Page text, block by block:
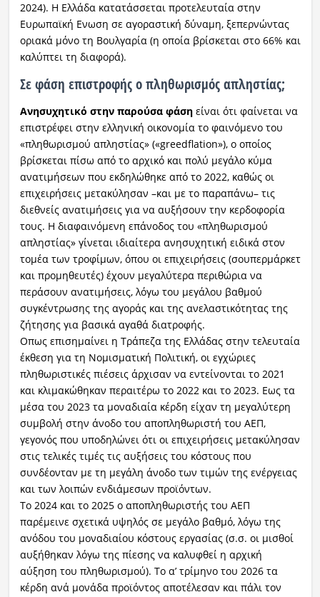
2024). Η Ελλάδα κατατάσσεται προτελευταία στην
Ευρωπαϊκή Ενωση σε αγοραστική δύναμη, ξεπερνώντας
οριακά μόνο τη Βουλγαρία (η οποία βρίσκεται στο 66% και
καλύπτει τη διαφορά).
Σε φάση επιστροφής ο πληθωρισμός απληστίας;
Ανησυχητικό στην παρούσα φάσηείναι ότι φαίνεται να
επιστρέφει στην ελληνική οικονομία το φαινόμενο του
«πληθωρισμού απληστίας» («greedflation»), ο οποίος
βρίσκεται πίσω από το αρχικό και πολύ μεγάλο κύμα
ανατιμήσεων που εκδηλώθηκε από το 2022, καθώς οι
επιχειρήσεις μετακύλησαν –και με το παραπάνω– τις
διεθνείς ανατιμήσεις για να αυξήσουν την κερδοφορία
τους. Η διαφαινόμενη επάνοδος του «πληθωρισμού
απληστίας» γίνεται ιδιαίτερα ανησυχητική ειδικά στον
τομέα των τροφίμων, όπου οι επιχειρήσεις (σουπερμάρκετ
και προμηθευτές) έχουν μεγαλύτερα περιθώρια να
περάσουν ανατιμήσεις, λόγω του μεγάλου βαθμού
συγκέντρωσης της αγοράς και της ανελαστικότητας της
ζήτησης για βασικά αγαθά διατροφής.
Οπως επισημαίνει η Τράπεζα της Ελλάδας στην τελευταία
έκθεση για τη Νομισματική Πολιτική, οι εγχώριες
πληθωριστικές πιέσεις άρχισαν να εντείνονται το 2021
και κλιμακώθηκαν περαιτέρω το 2022 και το 2023. Εως τα
μέσα του 2023 τα μοναδιαία κέρδη είχαν τη μεγαλύτερη
συμβολή στην άνοδο του αποπληθωριστή του ΑΕΠ,
γεγονός που υποδηλώνει ότι οι επιχειρήσεις μετακύλησαν
στις τελικές τιμές τις αυξήσεις του κόστους που
συνδέονταν με τη μεγάλη άνοδο των τιμών της ενέργειας
και των λοιπών ενδιάμεσων προϊόντων.
Το 2024 και το 2025 ο αποπληθωριστής του ΑΕΠ
παρέμεινε σχετικά υψηλός σε μεγάλο βαθμό, λόγω της
ανόδου του μοναδιαίου κόστους εργασίας (σ.σ. οι μισθοί
αυξήθηκαν λόγω της πίεσης να καλυφθεί η αρχική
αύξηση του πληθωρισμού). Το α’ τρίμηνο του 2026 τα
κέρδη ανά μονάδα προϊόντος αποτέλεσαν και πάλι τον